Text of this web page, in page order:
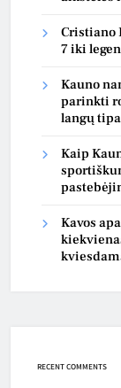
Cristiano
7 iki
Kauno
parinkti
langų
Kaip
Kavos
RECENT COMMENTS